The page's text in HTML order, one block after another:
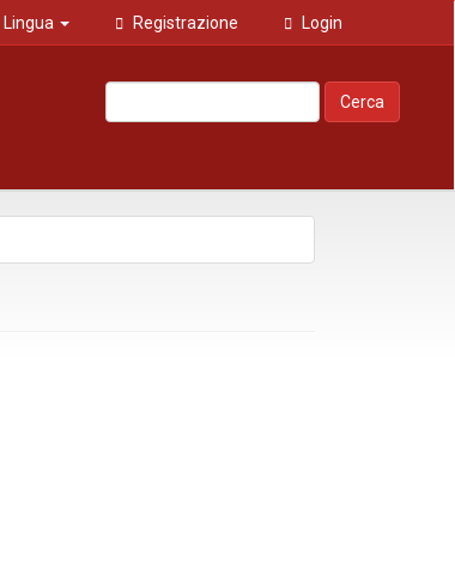
Lingua Registrazione Login
Cerca